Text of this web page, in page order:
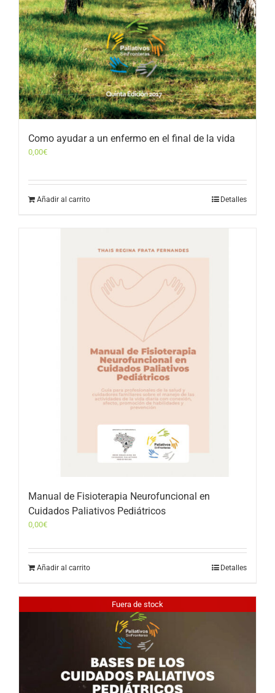
Como ayudar a un enfermo en el final de la vida
0,00€
Añadir al carrito Detalles
Manual de Fisioterapia Neurofuncional en
Cuidados Paliativos Pediátricos
0,00€
Añadir al carrito Detalles
Fuera de stock